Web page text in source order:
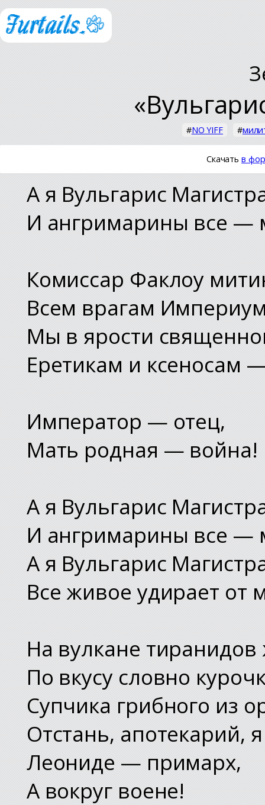
#NO YIFF #
Скачатьв
А я Вульгарис
И ангримарины все —
Комиссар Факлоу
Всем врагам
Мы в ярости
Еретикам и ксеносам
Император — отец,
Мать родная — война!
А я Вульгарис
И ангримарины все —
А я Вульгарис
Все живое удирает от
На вулкане
По вкусу словно
Супчика грибного из
Отстань, апотекарий,
Леониде — примарх,
А вокруг воене!